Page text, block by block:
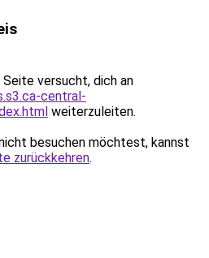
versucht, dich an
central-
weiterzuleiten.
besuchen möchtest, kannst
zurückkehren.